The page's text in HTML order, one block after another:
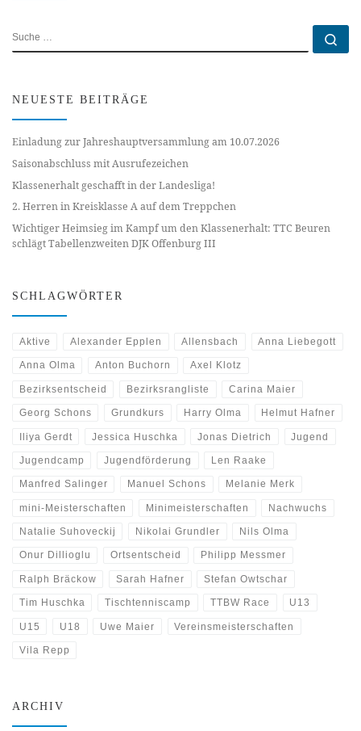
SUCHE
NEUESTE BEITRÄGE
Einladung zur Jahreshauptversammlung am 10.07.2026
Saisonabschluss mit Ausrufezeichen
Klassenerhalt geschafft in der Landesliga!
2. Herren in Kreisklasse A auf dem Treppchen
Wichtiger Heimsieg im Kampf um den Klassenerhalt: TTC Beuren
schlägt Tabellenzweiten DJK Offenburg III
SCHLAGWÖRTER
Aktive Alexander Epplen Allensbach Anna Liebegott
Anna Olma Anton Buchorn Axel Klotz
Bezirksentscheid Bezirksrangliste Carina Maier
Georg Schons Grundkurs Harry Olma Helmut Hafner
Iliya Gerdt Jessica Huschka Jonas Dietrich Jugend
Jugendcamp Jugendförderung Len Raake
Manfred Salinger Manuel Schons Melanie Merk
mini-Meisterschaften Minimeisterschaften Nachwuchs
Natalie Suhoveckij Nikolai Grundler Nils Olma
Onur Dillioglu Ortsentscheid Philipp Messmer
Ralph Bräckow Sarah Hafner Stefan Owtschar
Tim Huschka Tischtenniscamp TTBW Race U13
U15 U18 Uwe Maier Vereinsmeisterschaften
Vila Repp
ARCHIV